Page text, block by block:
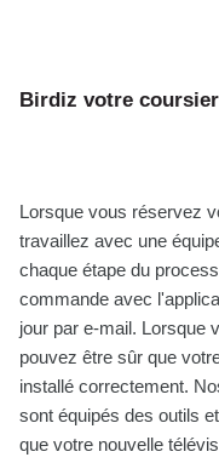
Birdiz votre
Lorsque vous réservez
travaillez avec une
chaque étape du
commande avec
jour par e-mail. Lorsque
pouvez être sûr que
installé correctement.
sont équipés des outils
que votre nouvelle